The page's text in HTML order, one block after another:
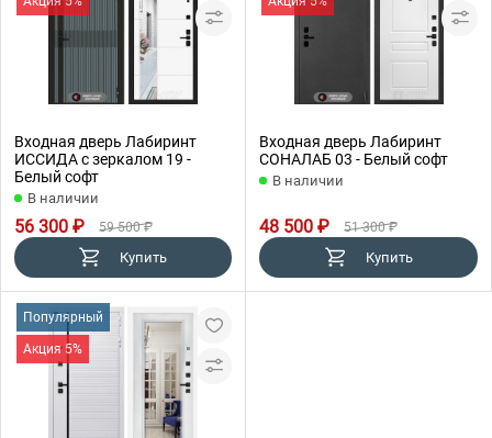
Входная дверь Лабиринт
ИССИДА с зеркалом 19 -
Белый софт
В наличии
56 300 ₽ 59 500 ₽
Купить
Входная дверь Лабиринт
СОНАЛАБ 03 - Белый софт
В наличии
48 500 ₽ 51 300 ₽
Купить
Популярный
Акция 5%